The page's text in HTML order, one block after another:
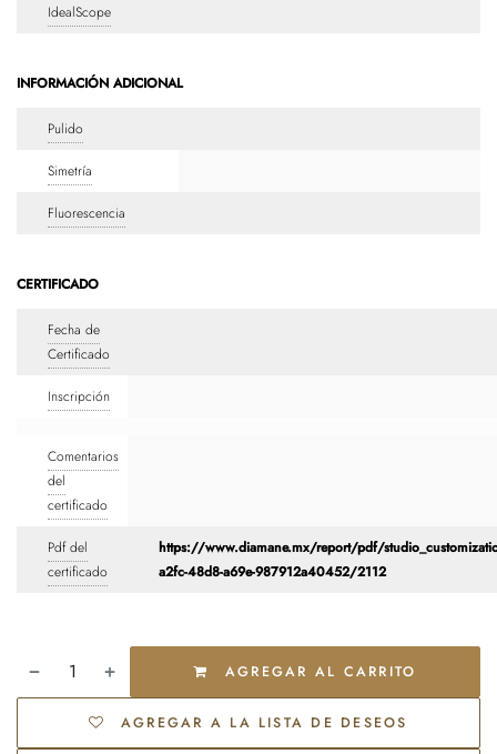
IdealScope
INFORMACIÓN ADICIONAL
Pulido
Simetría
Fluorescencia
CERTIFICADO
Fecha de
Certificado
Inscripción
Comentarios
del
certificado
Pdf del
certificado
https://www.diamane.mx/report/pdf/
a2fc-48d8-a69e-987912a40452/2112
AGREGAR AL CARRITO
AGREGAR A LA LISTA DE DESEOS